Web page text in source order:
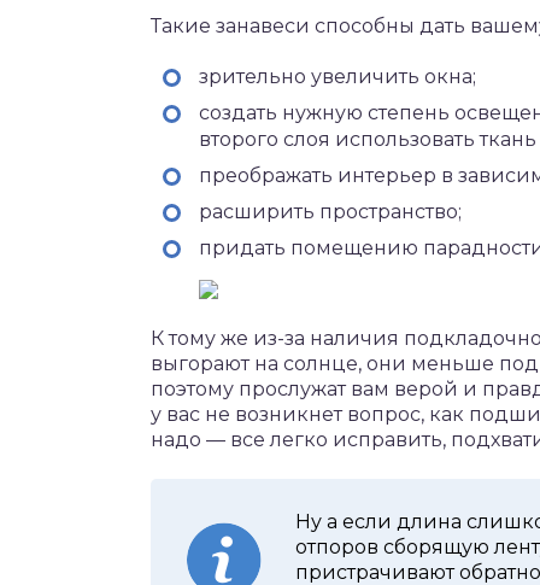
Такие занавеси способны дать
зрительно увеличить окна;
создать нужную степень
второго слоя использовать ткань
преображать интерьер в
расширить пространство;
придать помещению
К тому же из-за наличия
выгорают на солнце, они меньше
поэтому прослужат вам верой и
у вас не возникнет вопрос, как
надо — все легко исправить,
Ну а если длина
отпоров сборящую
пристрачивают